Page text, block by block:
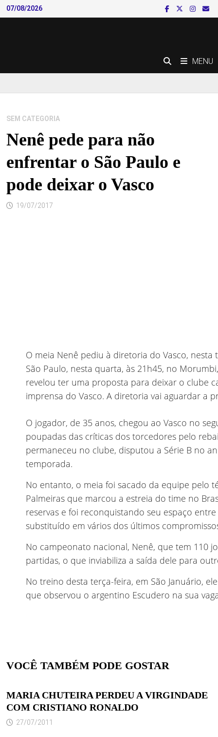
Skip
to
07/08/2026
MENU
SEM CATEGORIA
Nenê pede para não
enfrentar o São Paulo e
pode deixar o Vasco
19/07/2017
O meia Nenê pediu à diretoria do Vasco,
São Paulo, nesta quarta, às 21h45, no
revelou ter uma proposta para deixar o clube
imprensa do Vasco. A diretoria vai aguardar a
O jogador, de 35 anos, chegou ao Vasco no
poupadas das críticas dos torcedores pelo
permaneceu no clube, disputou a Série B no
temporada.
No entanto, o meia foi sacado da equipe pelo
Palmeiras que marcou a estreia do time no
reservas e foi reconquistando seu espaço
substituído em vários dos últimos
No campeonato nacional, Nenê, que tem 110
partidas, o que inviabiliza a saída dele para
No treino desta terça-feira, em São Januário,
que observou o argentino Escudero na sua
VOCÊ TAMBÉM PODE GOSTAR
MARIA CHUTEIRA PERDEU A VIRGINDADE
COM CRISTIANO RONALDO
27/07/2011